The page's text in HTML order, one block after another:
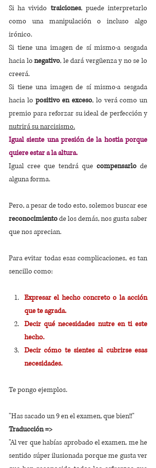
Si ha vivido traiciones, puede interpretarlo
como una manipulación o incluso algo
irónico.
Si tiene una imagen de sí mismo·a sesgada
hacia lo negativo, le dará vergüenza y no se lo
creerá.
Si tiene una imagen de sí mismo·a sesgada
hacia lo positivo en exceso, lo verá como un
nutrirá su narcisismo.
Igual siente una presión de la hostia porque
quiere estar a la altura.
Igual cree que tendrá que compensarlo de
alguna forma.
reconocimiento de los demás, nos gusta saber
que nos aprecian.
Para evitar todas esas complicaciones, es tan
sencillo como:
Expresar el hecho concreto o la acción
que te agrada.
Decir qué necesidades nutre en ti este
hecho.
Decir cómo te sientes al cubrirse esas
necesidades.
Te pongo ejemplos.
"Has sacado un 9 en el examen, que bien!!"
Traducción =>
"Al ver que habías aprobado el examen, me he
sentido súper ilusionada porque me gusta ver